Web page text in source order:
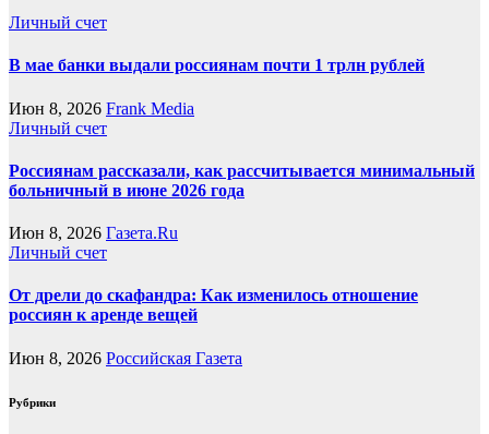
Личный счет
В мае банки выдали россиянам почти 1 трлн рублей
Июн 8, 2026 Frank Media
Личный счет
Россиянам рассказали, как рассчитывается минимальный
больничный в июне 2026 года
Июн 8, 2026 Газета.Ru
Личный счет
От дрели до скафандра: Как изменилось отношение
россиян к аренде вещей
Июн 8, 2026 Российская Газета
Рубрики